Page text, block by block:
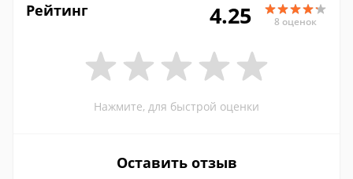
Рейтинг 4.25 8 оценок
Нажмите, для быстрой оценки
Оставить отзыв